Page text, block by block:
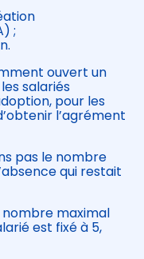
;
ouvert un
salariés
pour les
l’agrément
pas le nombre
qui restait
nombre maximal
est fixé à 5,